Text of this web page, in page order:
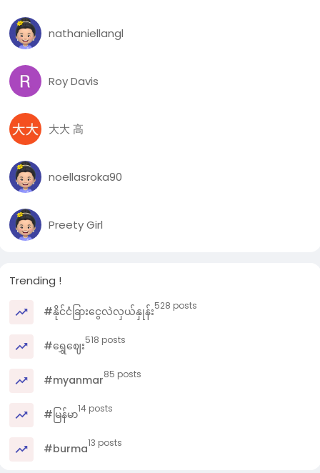
nathaniellangl
Roy Davis
大大 高
noellasroka90
Preety Girl
Trending !
#နိုင်ငံခြားငွေလဲလှယ်နှုန်း528 posts
#ရွှေဈေး518 posts
#myanmar85 posts
#မြန်မာ14 posts
#burma13 posts